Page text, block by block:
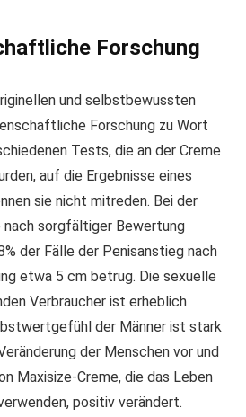
Forschung
und selbstbewussten
Forschung zu Wort
Tests, die an der Creme
auf die Ergebnisse eines
sie nicht mitreden. Bei der
nach sorgfältiger Bewertung
der Fälle der Penisanstieg nach
etwa 5 cm betrug. Die sexuelle
Verbraucher ist erheblich
der Männer ist stark
der Menschen vor und
Maxisize-Creme, die das Leben
positiv verändert.